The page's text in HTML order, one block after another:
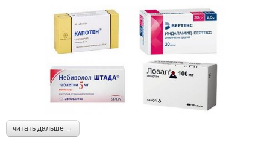
читать дальше →